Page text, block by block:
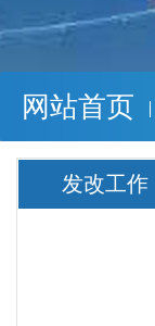
网站首页
发改工作